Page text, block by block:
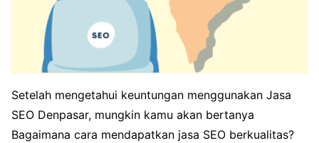
Setelah mengetahui keuntungan menggunakan Jasa
SEO Denpasar, mungkin kamu akan bertanya
Bagaimana cara mendapatkan jasa SEO berkualitas?